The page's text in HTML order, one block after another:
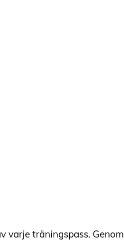
varje träningspass. Genom